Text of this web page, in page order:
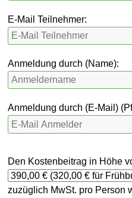
E-Mail Teilnehmer:
Anmeldung durch (Name):
Anmeldung durch (E-Mail)
Den Kostenbeitrag in Höhe
zuzüglich MwSt. pro Person